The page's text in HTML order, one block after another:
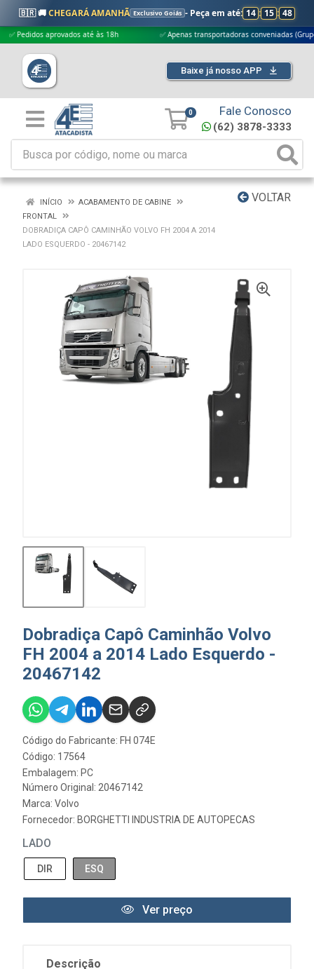
🇧🇷 🚚CHEGARÁ AMANHÃ Exclusivo Goiás - Peça em até: 14 : 15 : 47
aprovados até às 18h ✅ Apenas transportadoras conveniadas (Grupo G5)
Baixe já nosso APP
0 Fale Conosco
(62) 3878-3333
VOLTAR
INÍCIO
ACABAMENTO DE CABINE
FRONTAL
DOBRADIÇA CAPÔ CAMINHÃO VOLVO FH 2004 A 2014
LADO ESQUERDO - 20467142
Dobradiça Capô Caminhão Volvo
FH 2004 a 2014 Lado Esquerdo -
20467142
Código do Fabricante: FH 074E
Código: 17564
Embalagem: PC
Número Original: 20467142
Marca: Volvo
Fornecedor: BORGHETTI INDUSTRIA DE AUTOPECAS
LADO
DIR ESQ
Ver preço
Descrição